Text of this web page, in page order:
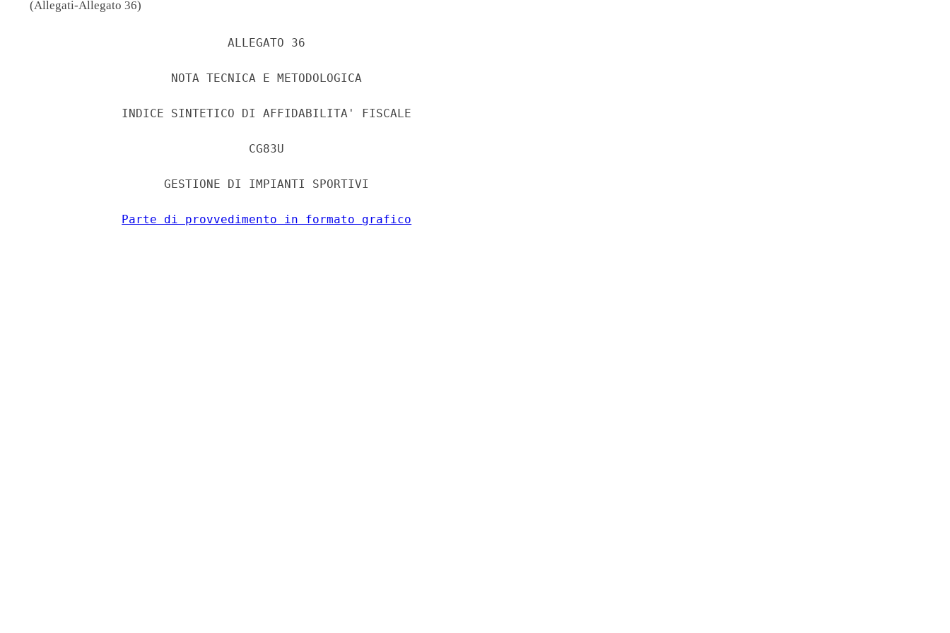
(Allegati-Allegato 36)
                             ALLEGATO 36
                     NOTA TECNICA E METODOLOGICA
              INDICE SINTETICO DI AFFIDABILITA' FISCALE
                                CG83U
                    GESTIONE DI IMPIANTI SPORTIVI
Parte di provvedimento in formato grafico